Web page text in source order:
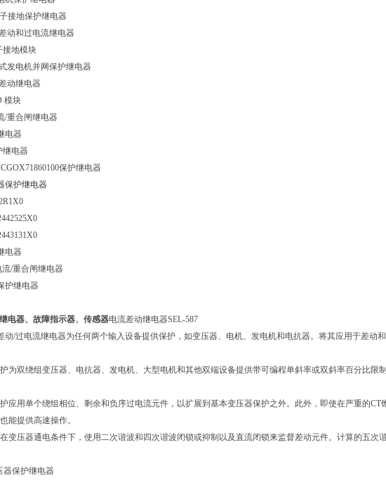
接地保护继电器
动和过电流继电器
接地模块
发电机并网保护继电器
动继电器
模块
/重合闸继电器
电器
继电器
保护继电器
保护继电器
电器
流/重合闸继电器
护继电器
电器、故障指示器、传感器电流差动继电器SEL-587
动/过电流继电器为任何两个输入设备提供保护，如变压器、电机、发电机和电抗器。将其应用于差动
为双绕组变压器、电抗器、发电机、大型电机和其他双端设备提供带可编程单斜率或双斜率百分比限
应用单个绕组相位、剩余和负序过电流元件，以扩展到基本变压器保护之外。此外，即使在严重的CT
能提供高速操作。
变压器通电条件下，使用二次谐波和四次谐波闭锁或抑制以及直流闭锁来监督差动元件。计算的五次
器保护继电器